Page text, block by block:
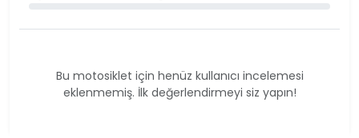
Bu motosiklet için henüz kullanıcı incelemesi
eklenmemiş. İlk değerlendirmeyi siz yapın!